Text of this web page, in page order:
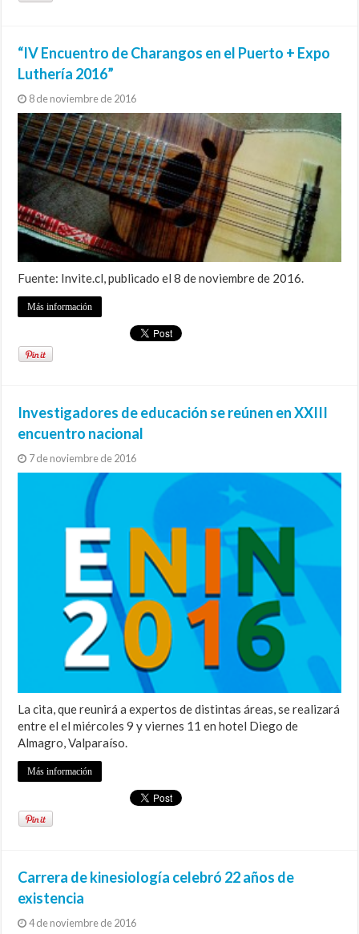
“IV Encuentro de Charangos en el Puerto + Expo
Luthería 2016”
8 de noviembre de 2016
Fuente: Invite.cl, publicado el 8 de noviembre de 2016.
Más información
Investigadores de educación se reúnen en XXIII
encuentro nacional
7 de noviembre de 2016
La cita, que reunirá a expertos de distintas áreas, se realizará
entre el el miércoles 9 y viernes 11 en hotel Diego de
Almagro, Valparaíso.
Más información
Carrera de kinesiología celebró 22 años de
existencia
4 de noviembre de 2016